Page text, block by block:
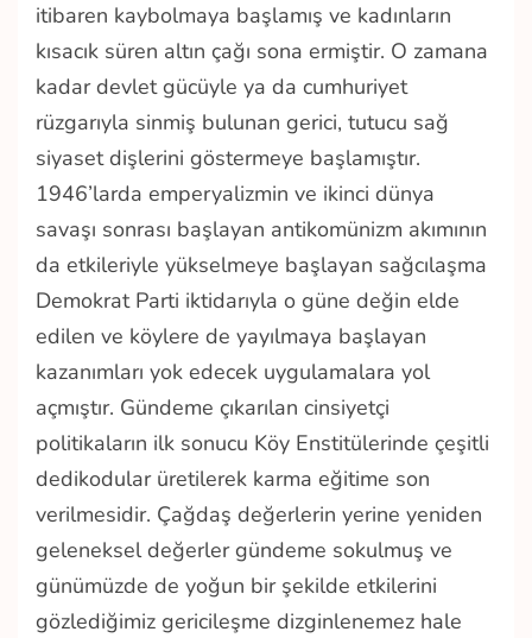
itibaren kaybolmaya başlamış ve kadınların
kısacık süren altın çağı sona ermiştir. O zamana
kadar devlet gücüyle ya da cumhuriyet
rüzgarıyla sinmiş bulunan gerici, tutucu sağ
siyaset dişlerini göstermeye başlamıştır.
1946’larda emperyalizmin ve ikinci dünya
savaşı sonrası başlayan antikomünizm akımının
da etkileriyle yükselmeye başlayan sağcılaşma
Demokrat Parti iktidarıyla o güne değin elde
edilen ve köylere de yayılmaya başlayan
kazanımları yok edecek uygulamalara yol
açmıştır. Gündeme çıkarılan cinsiyetçi
politikaların ilk sonucu Köy Enstitülerinde çeşitli
dedikodular üretilerek karma eğitime son
verilmesidir. Çağdaş değerlerin yerine yeniden
geleneksel değerler gündeme sokulmuş ve
günümüzde de yoğun bir şekilde etkilerini
gözlediğimiz gericileşme dizginlenemez hale